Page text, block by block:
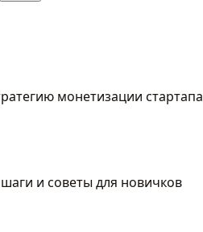
монетизации стартапа
и советы для новичков